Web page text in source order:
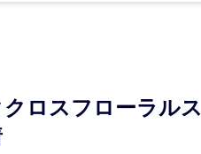
ロスフローラルス